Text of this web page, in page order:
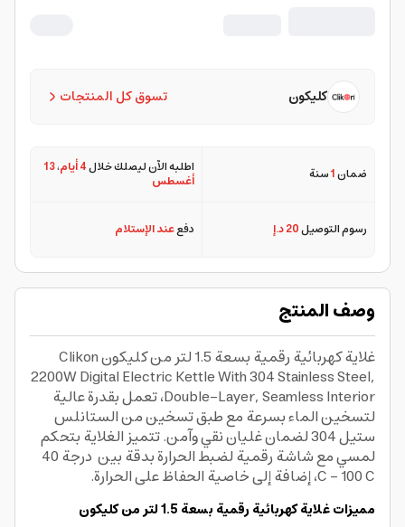
تسوق كل المنتجات كليكون
ضمان1سنة اطلبه الآن ليصلك خلال4 أيام ،13
أغسطس
رسوم التوصيل20 د.إ دفععند الإستلام
وصف المنتج
غلاية كهربائية رقمية بسعة 1.5 لتر من كليكون Clikon
2200W Digital Electric Kettle With 304 Stainless Steel,
Double-Layer, Seamless Interior، تعمل بقدرة عالية
لتسخين الماء بسرعة مع طبق تسخين من الستانلس
ستيل 304 لضمان غليان نقي وآمن. تتميز الغلاية بتحكم
لمسي مع شاشة رقمية لضبط الحرارة بدقة بين ‎ درجة 40
C – 100 C، إضافة إلى خاصية الحفاظ على الحرارة.
مميزات غلاية كهربائية رقمية بسعة 1.5 لتر من كليكون